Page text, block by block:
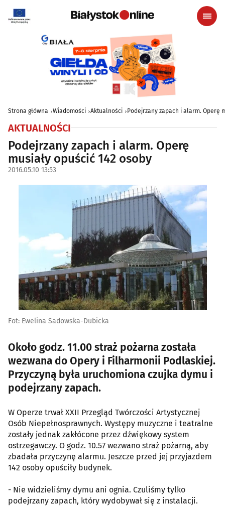
Strona główna Wiadomości Aktualności Podejrzany zapach i alarm. Operę
AKTUALNOŚCI
Podejrzany zapach i alarm. Operę
musiały opuścić 142 osoby
2016.05.10 13:53
Fot: Ewelina Sadowska-Dubicka
Około godz. 11.00 straż pożarna została
wezwana do Opery i Filharmonii Podlaskiej.
Przyczyną była uruchomiona czujka dymu i
podejrzany zapach.
W Operze trwał XXII Przegląd Twórczości Artystycznej
Osób Niepełnosprawnych. Występy muzyczne i teatralne
zostały jednak zakłócone przez dźwiękowy system
ostrzegawczy. O godz. 10.57 wezwano straż pożarną, aby
zbadała przyczynę alarmu. Jeszcze przed jej przyjazdem
142 osoby opuściły budynek.
- Nie widzieliśmy dymu ani ognia. Czuliśmy tylko
podejrzany zapach, który wydobywał się z instalacji.